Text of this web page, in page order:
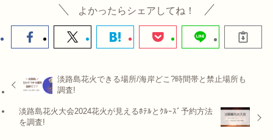
よかったらシェアしてね！
淡路島花火できる場所/海岸どこ?時間帯と禁止場所も
調査!
淡路島花火大会2024花火が見えるﾎﾃﾙとｸﾙｰｽﾞ予約方法
を調査!